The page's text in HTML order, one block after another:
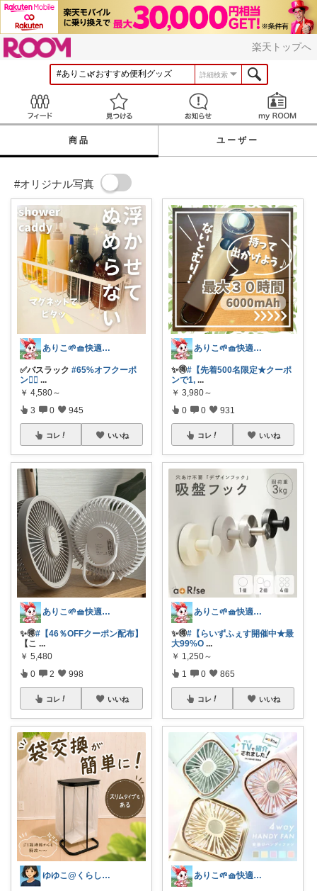
楽天トップへ
詳細検索
見つける お知らせ
商品 ユーザー
#オリジナル写真
ありこ🌱🧺快適な暮らし雑貨🌻
✅バスラック #65%オフクーポ
ン❤️‍🔥 ...
￥ 4,580～
3 0 945
コレ いいね
ありこ🌱🧺快適な暮らし雑貨🌻
✨️🉐#【46％OFFクーポン配布】
【こ ...
￥ 5,480
0 2 998
コレ いいね
ゆゆこ@くらしを楽に便利に✨
ありこ🌱🧺快適な暮らし雑貨🌻
✨️🉐#【先着500名限定★クーポ
ンで1, ...
￥ 3,980～
0 0 931
コレ いいね
ありこ🌱🧺快適な暮らし雑貨🌻
✨️🉐#【らいずふぇす開催中★最
大99%O ...
￥ 1,250～
1 0 865
コレ いいね
ありこ🌱🧺快適な暮らし雑貨🌻